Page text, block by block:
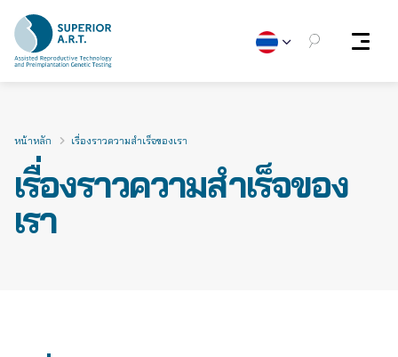
content
เรื่องราวความสำเร็จของ
เรา
หน้าหลัก เรื่องราวความสำเร็จของเรา